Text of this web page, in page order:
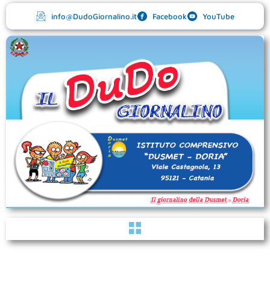
contenuto
info@DudoGiornalino.it Facebook YouTube
Menu